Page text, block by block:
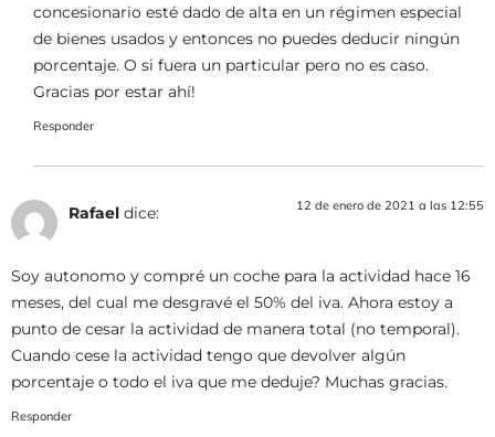
concesionario esté dado de alta en un régimen especial
de bienes usados y entonces no puedes deducir ningún
porcentaje. O si fuera un particular pero no es caso.
Gracias por estar ahí!
Responder
Rafael dice: 12 de enero de 2021 a las 12:55
Soy autonomo y compré un coche para la actividad hace 16
meses, del cual me desgravé el 50% del iva. Ahora estoy a
punto de cesar la actividad de manera total (no temporal).
Cuando cese la actividad tengo que devolver algún
porcentaje o todo el iva que me deduje? Muchas gracias.
Responder